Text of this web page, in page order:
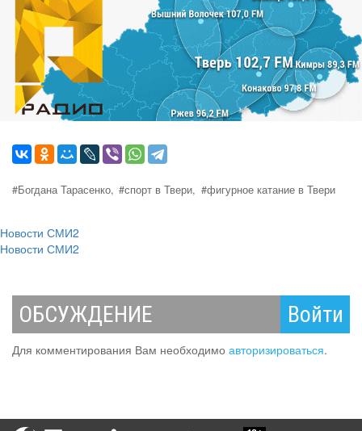
#Богдана Тарасенко, #спорт в Твери, #фигурное катание в Твери
Новости СМИ2
Новости СМИ2
ОБСУЖДЕНИЕ Войти
Для комментирования Вам необходимо авторизироваться.